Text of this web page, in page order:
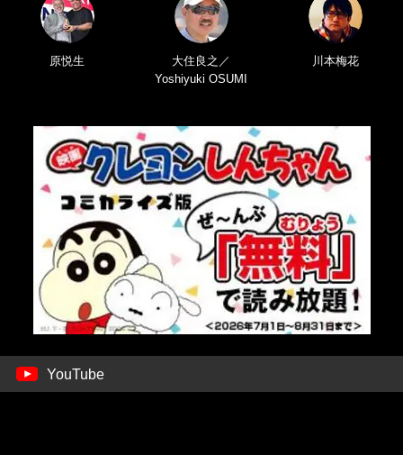
原悦生
大住良之／
Yoshiyuki OSUMI
川本梅花
YouTube